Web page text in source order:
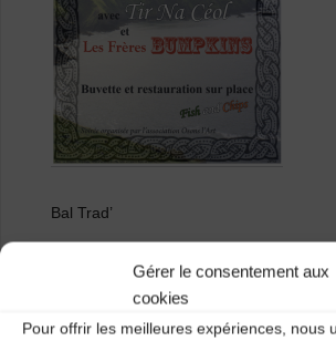
Gérer le consentement aux
cookies
Pour offrir les meilleures expériences, nous
Bal Trad’
Musiques traditionnelles d’Irlande et